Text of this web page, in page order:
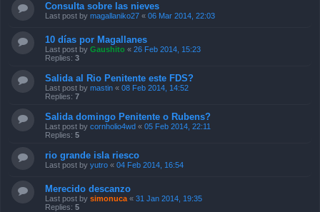
Consulta sobre las nieves
Last post by magallaniko27 « 06 Mar 2014, 22:03
10 días por Magallanes
Last post by Gaushito « 26 Feb 2014, 15:23
Replies: 3
Salida al Rio Penitente este FDS?
Last post by mastin « 08 Feb 2014, 14:52
Replies: 7
Salida domingo Penitente o Rubens?
Last post by cornholio4wd « 05 Feb 2014, 22:11
Replies: 5
rio grande isla riesco
Last post by yutro « 04 Feb 2014, 16:54
Merecido descanzo
Last post by simonuca « 31 Jan 2014, 19:35
Replies: 5